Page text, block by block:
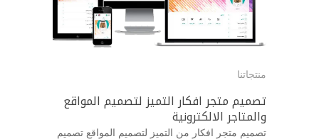
منتجاتنا
تصميم متجر افكار التميز لتصميم المواقع
والمتاجر الالكترونية
تصميم متجر افكار من التميز لتصميم المواقع تصميم